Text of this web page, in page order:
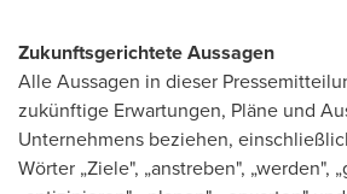
Zukunftsgerichtete Aussagen
Alle Aussagen in dieser
zukünftige Erwartungen, Pläne und
Unternehmens beziehen,
Wörter „Ziele", „anstreben", „werden",